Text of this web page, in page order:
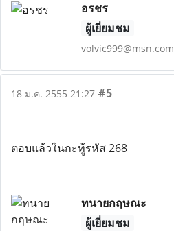
อรชร
ผู้เยี่ยมชม
volvic999@msn.com
18 ม.ค. 2555 21:27 #5
ตอบแล้วในกะทู้รหัส 268
ทนายกฤษณะ
ผู้เยี่ยมชม